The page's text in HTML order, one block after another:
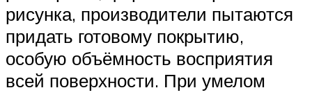
рисунка, производители пытаются
придать готовому покрытию,
особую объёмность восприятия
всей поверхности. При умелом